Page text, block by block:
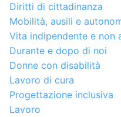
Diritti di cittadinanza
Mobilità, ausili e
Vita indipendente e non
Durante e dopo di noi
Donne con disabilità
Lavoro di cura
Progettazione inclusiva
Lavoro